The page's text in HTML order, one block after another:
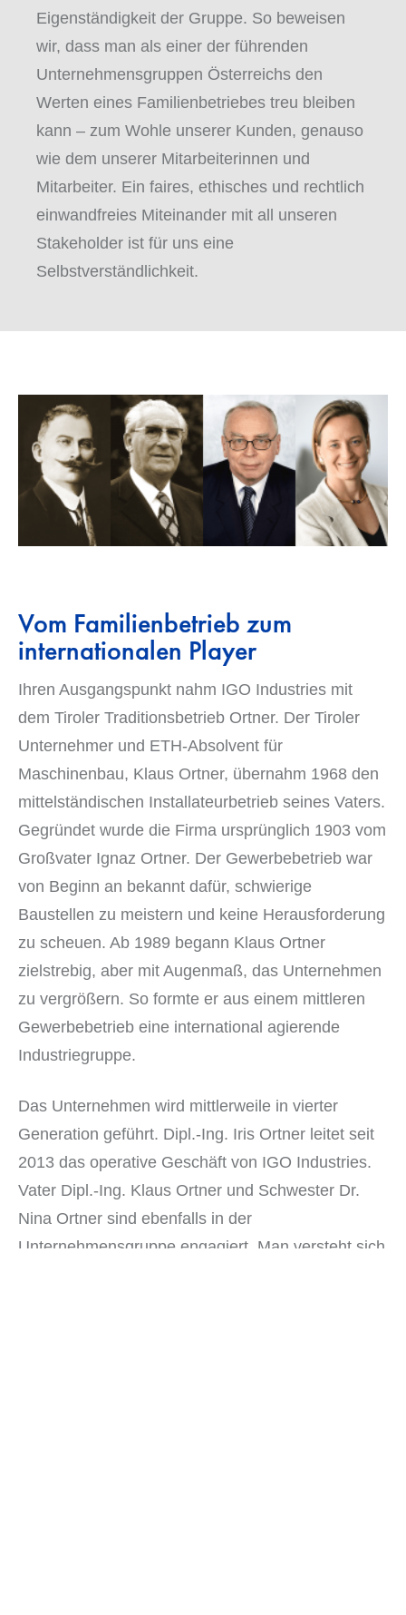
Eigenständigkeit der Gruppe. So beweisen
wir, dass man als einer der führenden
Unternehmensgruppen Österreichs den
Werten eines Familienbetriebes treu bleiben
kann – zum Wohle unserer Kunden, genauso
wie dem unserer Mitarbeiterinnen und
Mitarbeiter. Ein faires, ethisches und rechtlich
einwandfreies Miteinander mit all unseren
Stakeholder ist für uns eine
Selbstverständlichkeit.
Vom Familienbetrieb zum
internationalen Player
Ihren Ausgangspunkt nahm IGO Industries mit
dem Tiroler Traditionsbetrieb Ortner. Der Tiroler
Unternehmer und ETH-Absolvent für
Maschinenbau, Klaus Ortner, übernahm 1968 den
mittelständischen Installateurbetrieb seines Vaters.
Gegründet wurde die Firma ursprünglich 1903 vom
Großvater Ignaz Ortner. Der Gewerbebetrieb war
von Beginn an bekannt dafür, schwierige
Baustellen zu meistern und keine Herausforderung
zu scheuen. Ab 1989 begann Klaus Ortner
zielstrebig, aber mit Augenmaß, das Unternehmen
zu vergrößern. So formte er aus einem mittleren
Gewerbebetrieb eine international agierende
Industriegruppe.
Das Unternehmen wird mittlerweile in vierter
Generation geführt. Dipl.-Ing. Iris Ortner leitet seit
2013 das operative Geschäft von IGO Industries.
Vater Dipl.-Ing. Klaus Ortner und Schwester Dr.
Nina Ortner sind ebenfalls in der
Unternehmensgruppe engagiert. Man versteht sich